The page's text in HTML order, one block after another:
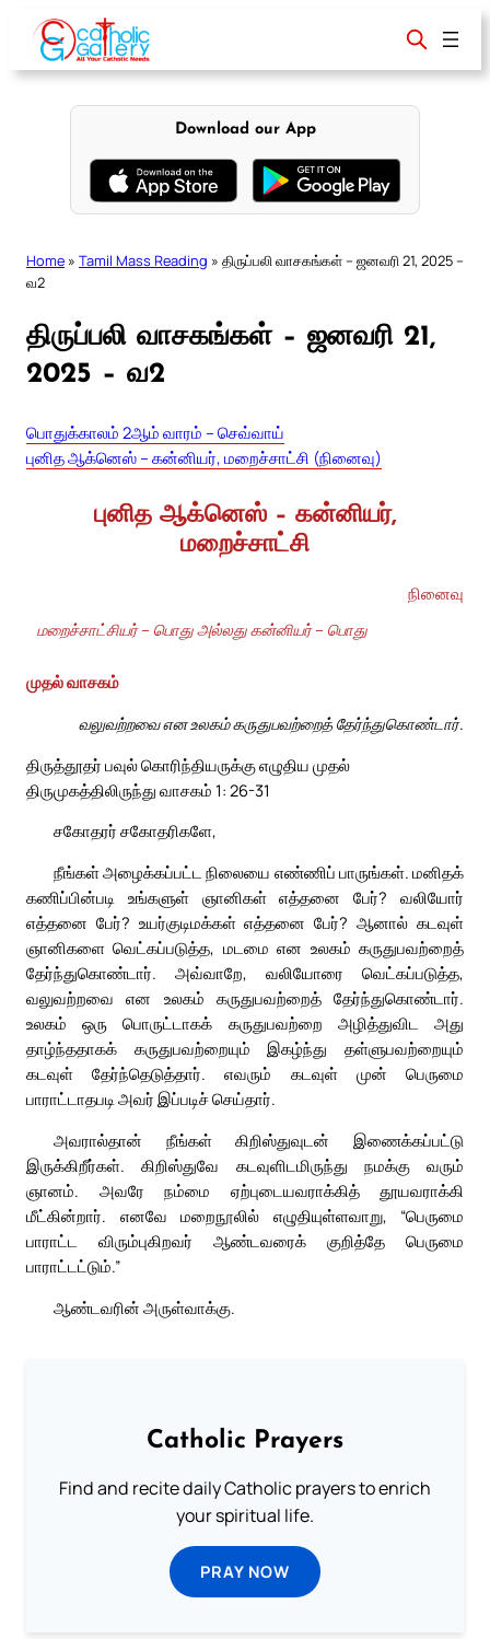
content
Download our App
Home » Tamil Mass Reading » திருப்பலி வாசகங்கள் – ஜனவரி 21, 2025 –
வ2
திருப்பலி வாசகங்கள் – ஜனவரி 21,
2025 – வ2
பொதுக்காலம் 2ஆம் வாரம் – செவ்வாய்
புனித ஆக்னெஸ் – கன்னியர், மறைச்சாட்சி (நினைவு)
புனித ஆக்னெஸ் – கன்னியர்,
மறைச்சாட்சி
நினைவு
மறைச்சாட்சியர் – பொது அல்லது கன்னியர் – பொது
முதல் வாசகம்
வலுவற்றவை என உலகம் கருதுபவற்றைத் தேர்ந்துகொண்டார்.
திருத்தூதர் பவுல் கொரிந்தியருக்கு எழுதிய முதல்
திருமுகத்திலிருந்து வாசகம் 1: 26-31
சகோதரர் சகோதரிகளே,
நீங்கள் அழைக்கப்பட்ட நிலையை எண்ணிப் பாருங்கள். மனிதக்
கணிப்பின்படி உங்களுள் ஞானிகள் எத்தனை பேர்? வலியோர்
எத்தனை பேர்? உயர்குடிமக்கள் எத்தனை பேர்? ஆனால் கடவுள்
ஞானிகளை வெட்கப்படுத்த, மடமை என உலகம் கருதுபவற்றைத்
தேர்ந்துகொண்டார். அவ்வாறே, வலியோரை வெட்கப்படுத்த,
வலுவற்றவை என உலகம் கருதுபவற்றைத் தேர்ந்துகொண்டார்.
உலகம் ஒரு பொருட்டாகக் கருதுபவற்றை அழித்துவிட அது
தாழ்ந்ததாகக் கருதுபவற்றையும் இகழ்ந்து தள்ளுபவற்றையும்
கடவுள் தேர்ந்தெடுத்தார். எவரும் கடவுள் முன் பெருமை
பாராட்டாதபடி அவர் இப்படிச் செய்தார்.
அவரால்தான் நீங்கள் கிறிஸ்துவுடன் இணைக்கப்பட்டு
இருக்கிறீர்கள். கிறிஸ்துவே கடவுளிடமிருந்து நமக்கு வரும்
ஞானம். அவரே நம்மை ஏற்புடையவராக்கித் தூயவராக்கி
மீட்கின்றார். எனவே மறைநூலில் எழுதியுள்ளவாறு, “பெருமை
பாராட்ட விரும்புகிறவர் ஆண்டவரைக் குறித்தே பெருமை
பாராட்டட்டும்.”
ஆண்டவரின் அருள்வாக்கு.
Catholic Prayers
Find and recite daily Catholic prayers to enrich
your spiritual life.
PRAY NOW